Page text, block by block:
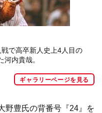
で高卒新人史上4人目の
河内貴哉。
ギャラリーページを見る
野豊氏の背番号『24』を